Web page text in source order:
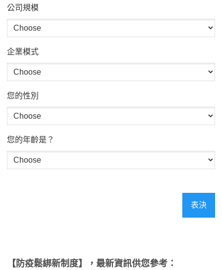
公司規模
企業模式
您的性別
您的年齡是？
表決
【防疫鬆綁新制度】，最新資訊供您參考：